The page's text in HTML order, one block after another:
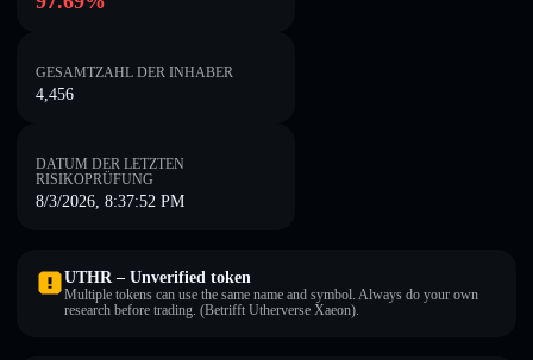
GESAMTZAHL DER INHABER
4,456
DATUM DER LETZTEN
RISIKOPRÜFUNG
8/3/2026, 8:37:52 PM
UTHR – Unverified token
Multiple tokens can use the same name and symbol. Always do your own
research before trading. (Betrifft Utherverse Xaeon).